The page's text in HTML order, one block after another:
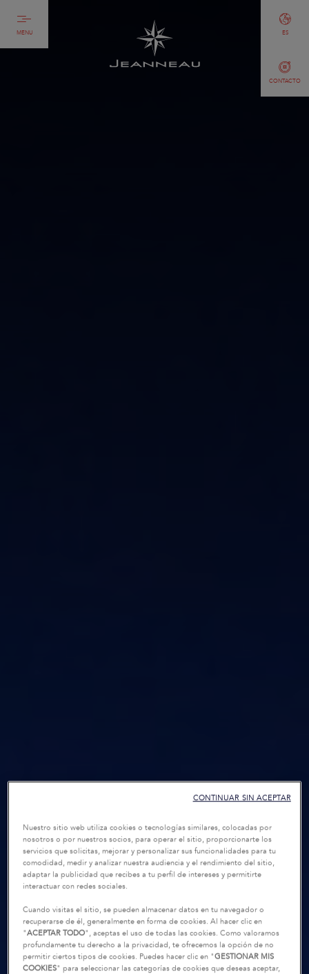
MENU
CONTACTO
ES
Nuestro sitio web utiliza cookies o tecnologías similares, colocadas por
nosotros o por nuestros socios, para operar el sitio, proporcionarte los
servicios que solicitas, mejorar y personalizar sus funcionalidades para tu
comodidad, medir y analizar nuestra audiencia y el rendimiento del sitio,
adaptar la publicidad que recibes a tu perfil de intereses y permitirte
interactuar con redes sociales.
Cuando visitas el sitio, se pueden almacenar datos en tu navegador o
recuperarse de él, generalmente en forma de cookies. Al hacer clic en
"ACEPTAR TODO", aceptas el uso de todas las cookies. Como valoramos
profundamente tu derecho a la privacidad, te ofrecemos la opción de no
permitir ciertos tipos de cookies. Puedes hacer clic en "GESTIONAR MIS
COOKIES" para seleccionar las categorías de cookies que deseas aceptar,
CONTINUAR SIN ACEPTAR